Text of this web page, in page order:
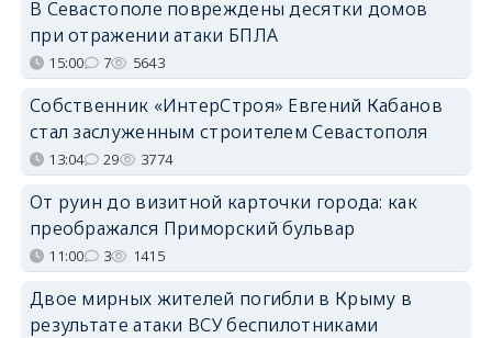
В Севастополе повреждены десятки домов
при отражении атаки БПЛА
15:00 7 5643
Собственник «ИнтерСтроя» Евгений Кабанов
стал заслуженным строителем Севастополя
13:04 29 3774
От руин до визитной карточки города: как
преображался Приморский бульвар
11:00 3 1415
Двое мирных жителей погибли в Крыму в
результате атаки ВСУ беспилотниками